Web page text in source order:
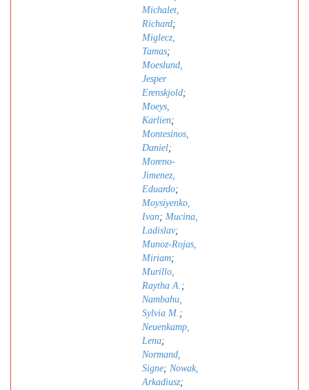
Michalet,
Richard;
Miglecz,
Tamas;
Moeslund,
Jesper
Erenskjold;
Moeys,
Karlien;
Montesinos,
Daniel;
Moreno-
Jimenez,
Eduardo;
Moysiyenko,
Ivan; Mucina,
Ladislav;
Munoz-Rojas,
Miriam;
Murillo,
Raytha A. ;
Nambahu,
Sylvia M. ;
Neuenkamp,
Lena;
Normand,
Signe; Nowak,
Arkadiusz;